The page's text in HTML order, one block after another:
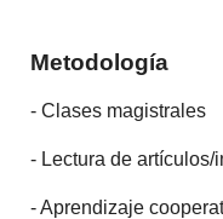
Metodología
- Clases magistrales
- Lectura de
- Aprendizaje